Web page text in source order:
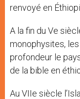
renvoyé en
A la fin du Ve
monophysites,
profondeur le
de la bible en
Au VIIe siècle